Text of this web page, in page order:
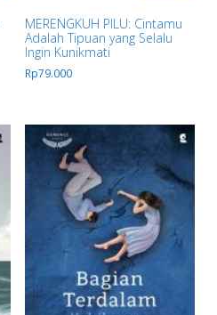
MERENGKUH PILU: Cintamu
Adalah Tipuan yang Selalu
Ingin Kunikmati
Rp79.000